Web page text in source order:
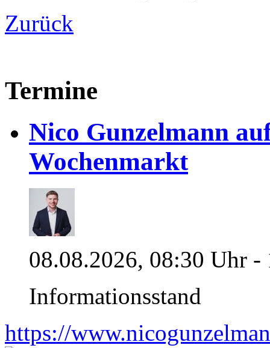
Zurück
Termine
Nico Gunzelmann
Wochenmarkt
08.08.2026, 08:30 Uhr -
Informationsstand
https://